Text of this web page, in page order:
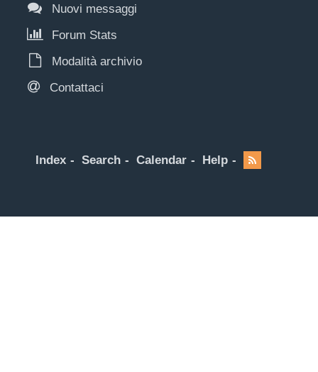
Nuovi messaggi
Forum Stats
Modalità archivio
Contattaci
Index Search Calendar Help